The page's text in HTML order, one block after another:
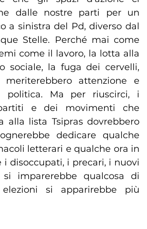
dalle nostre parti per un
a sinistra del Pd, diverso dal
Stelle. Perché mai come
come il lavoro, la lotta alla
sociale, la fuga dei cervelli,
meriterebbero attenzione e
politica. Ma per riuscirci, i
e dei movimenti che
alla lista Tsipras dovrebbero
dedicare qualche
letterari e qualche ora in
i disoccupati, i precari, i nuovi
si imparerebbe qualcosa di
si apparirebbe più